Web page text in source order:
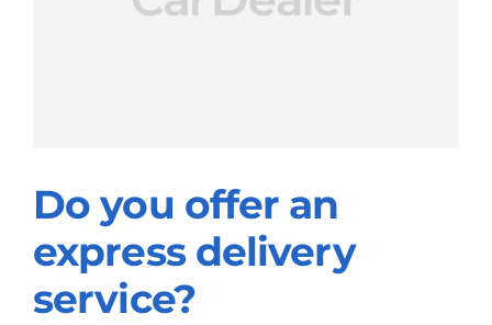
Do you offer an
Do you offer an
express delivery
service?